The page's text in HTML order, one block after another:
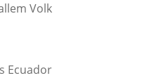
Volk
Ecuador